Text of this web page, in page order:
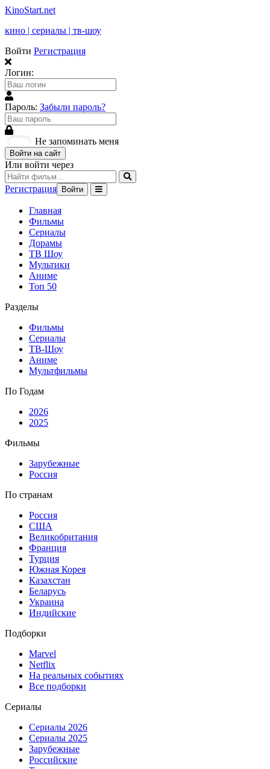
KinoStart.net
кино | сериалы | тв-шоу
Войти Регистрация
Логин:
Пароль: Забыли пароль?
Не запоминать меня
Войти на сайт
Или войти через
Регистрация Войти
Главная
Фильмы
Сериалы
Дорамы
ТВ Шоу
Мультики
Аниме
Топ 50
Разделы
Фильмы
Сериалы
ТВ-Шоу
Аниме
Мультфильмы
По Годам
2026
2025
Фильмы
Зарубежные
Россия
По странам
Россия
США
Великобритания
Франция
Турция
Южная Корея
Казахстан
Беларусь
Украина
Индийские
Подборки
Marvel
Netflix
На реальных событиях
Все подборки
Сериалы
Сериалы 2026
Сериалы 2025
Зарубежные
Российские